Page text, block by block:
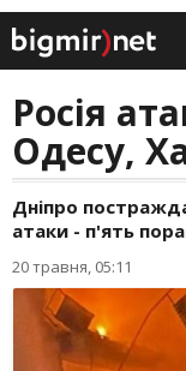
Росія
Одесу,
Дніпро
атаки - п'ять
20 травня, 05:11